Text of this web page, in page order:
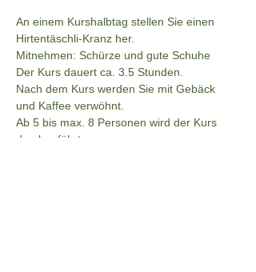
An einem Kurshalbtag stellen Sie einen
Hirtentäschli-Kranz her.
Mitnehmen: Schürze und gute Schuhe
Der Kurs dauert ca. 3.5 Stunden.
Nach dem Kurs werden Sie mit Gebäck
und Kaffee verwöhnt.
Ab 5 bis max. 8 Personen wird der Kurs
durchgeführt.